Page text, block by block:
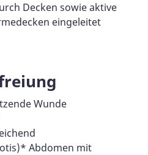
Decken sowie aktive
eingeleitet
Wunde
Abdomen mit